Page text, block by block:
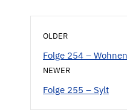
OLDER
Folge 254 –
NEWER
Folge 255 – Sylt